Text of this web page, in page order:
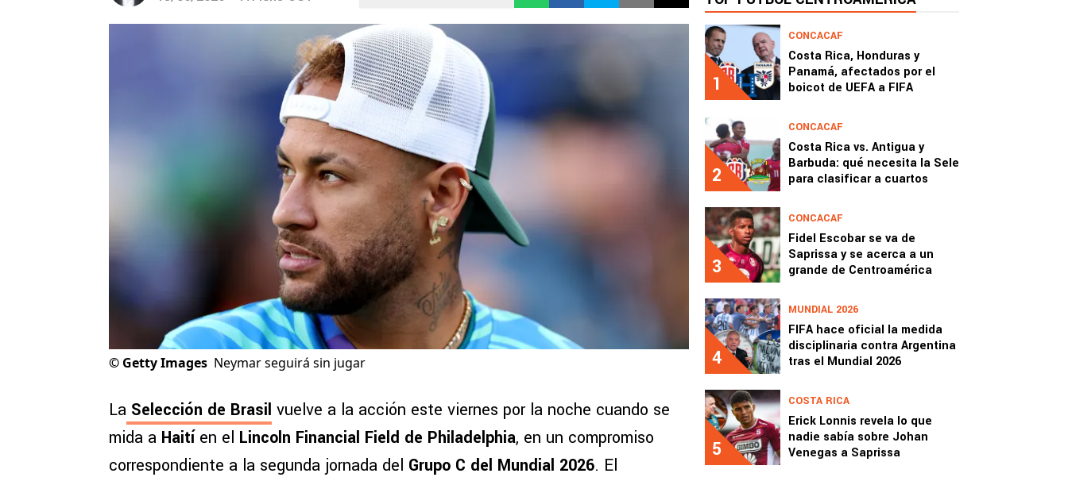
© Getty Images Neymar seguirá sin jugar
La Selección de Brasil vuelve a la acción este viernes por la noche cuando se
mida a Haitíen el Lincoln Financial Field de Philadelphia, en un compromiso
correspondiente a la segunda jornada del Grupo C del Mundial 2026. El
1
CONCACAF
Costa Rica, Honduras y
Panamá, afectados por el
boicot de UEFA a FIFA
2
CONCACAF
Costa Rica vs. Antigua y
Barbuda: qué necesita la Sele
para clasificar a cuartos
3
CONCACAF
Fidel Escobar se va de
Saprissa y se acerca a un
grande de Centroamérica
4
MUNDIAL 2026
FIFA hace oficial la medida
disciplinaria contra Argentina
tras el Mundial 2026
5
COSTA RICA
Erick Lonnis revela lo que
nadie sabía sobre Johan
Venegas a Saprissa